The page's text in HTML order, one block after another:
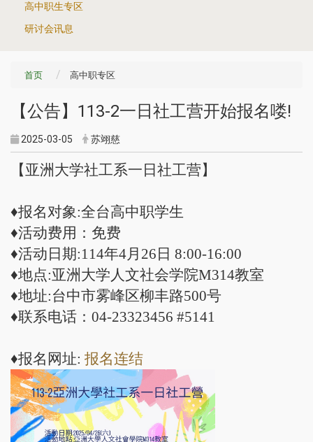
高中职生专区
研讨会讯息
首页 高中职专区
【公告】113-2一日社工营开始报名喽!
2025-03-05 苏翊慈
【亚洲大学社工系一日社工营】
♦报名对象:全台高中职学生
♦活动费用：免费
♦活动日期:114年4月26日 8:00-16:00
♦地点:亚洲大学人文社会学院M314教室
♦地址:台中市雾峰区柳丰路500号
♦联系电话：04-23323456 #5141
♦报名网址: 报名连结